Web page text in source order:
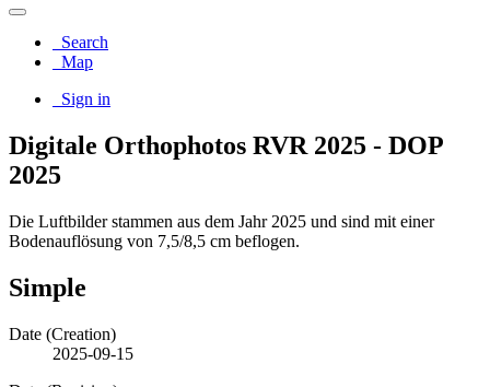
Search
Map
Sign in
Digitale Orthophotos RVR 2025 - DOP
2025
Die Luftbilder stammen aus dem Jahr 2025 und sind mit einer
Bodenauflösung von 7,5/8,5 cm beflogen.
Simple
Date (Creation)
2025-09-15